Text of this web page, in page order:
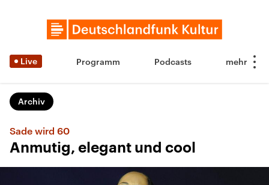
Live Programm Podcasts
Archiv
Sade wird 60
Anmutig, elegant und cool